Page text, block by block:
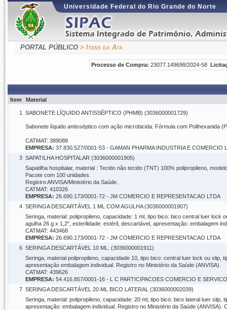
Universidade Federal do Rio Grande do Norte
PORTAL PÚBLICO > Itens da Ata
Processo de Compra: 23077.149698/2024-58
Item Material
1 SABONETE LÍQUIDO ANTISSÉPTICO (PHMB) (3036000001729)
Sabonete líquido antisséptico com ação microbicida. Fórmula com Polihexanida
CATMAT: 389088
EMPRESA: 37.830.527/0001-53 - GAMAN PHARMA INDUSTRIA E COMERCIO
3 SAPATILHA HOSPITALAR (3036000001905)
Sapatilha hospitalar, material : Tecido não tecido (TNT) 100% polipropileno,
Pacote com 100 unidades.
Registro ANVISA/Ministério da Saúde.
CATMAT: 410326
EMPRESA: 26.690.173/0001-72 - JM COMERCIO E REPRESENTACAO LTDA
4 SERINGA DESCARTÁVEL 1 ML COM AGULHA (3036000001907)
Seringa, material: polipropileno, capacidade: 1 ml, tipo bico: bico central luer
agulha 26 g x 1,2", esterilidade: estéril, descartável, apresentação: embalagem
CATMAT: 443468
EMPRESA: 26.690.173/0001-72 - JM COMERCIO E REPRESENTACAO LTDA
6 SERINGA DESCARTÁVEL 10 ML. (3036000001911)
Seringa, material polipropileno, capacidade 10, tipo bico: central luer lock ou
apresentação embalagem individual. Registro no Ministério da Saúde (ANVISA).
CATMAT: 439626
EMPRESA: 54.416.857/0001-16 - L C PARTICIPACOES COMERCIO E
7 SERINGA DESCARTÁVEL 20 ML BICO LATERAL (3036000002039)
Seringa, material: polipropileno, capacidade: 20 ml, tipo bico: bico lateral luer
apresentação: embalagem individual. Registro no Ministério da Saúde (ANVISA).